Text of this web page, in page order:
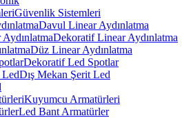
Güvenlik Sistemleri
Davul Linear Aydınlatma
Dekoratif Linear Aydınlatma
Düz Linear Aydınlatma
Dekoratif Led Spotlar
Dış Mekan Şerit Led
Kuyumcu Armatürleri
Led Bant Armatürler